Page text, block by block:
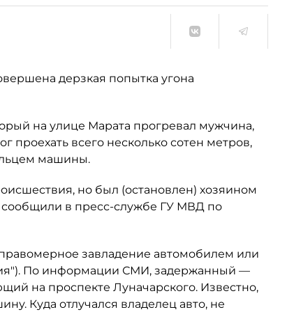
дерзкая попытка угона
на улице Марата прогревал мужчина,
проехать всего несколько сотен метров,
машины.
но был (остановлен) хозяином
в пресс-службе ГУ МВД по
завладение автомобилем или
По информации СМИ, задержанный —
на проспекте Луначарского. Известно,
Куда отлучался владелец авто, не